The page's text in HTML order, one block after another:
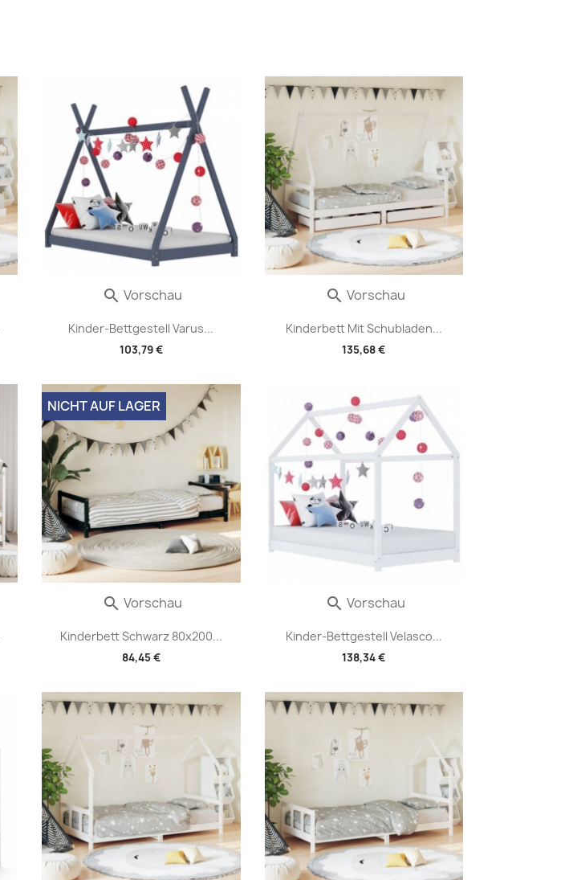
Kinder-Bettgestell Varus...
103,79 €
 Vorschau
Kinderbett Mit Schubladen...
135,68 €
 Vorschau
Kinderbett Schwarz 80x200...
84,45 €
NICHT AUF LAGER
 Vorschau
Kinder-Bettgestell Velasco...
138,34 €
 Vorschau